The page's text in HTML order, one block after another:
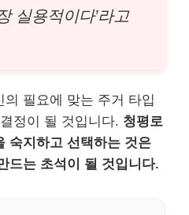
실용적이다’라고
필요에 맞는 주거 타입
정이 될 것입니다. 청평로
숙지하고 선택하는 것은
드는 초석이 될 것입니다.